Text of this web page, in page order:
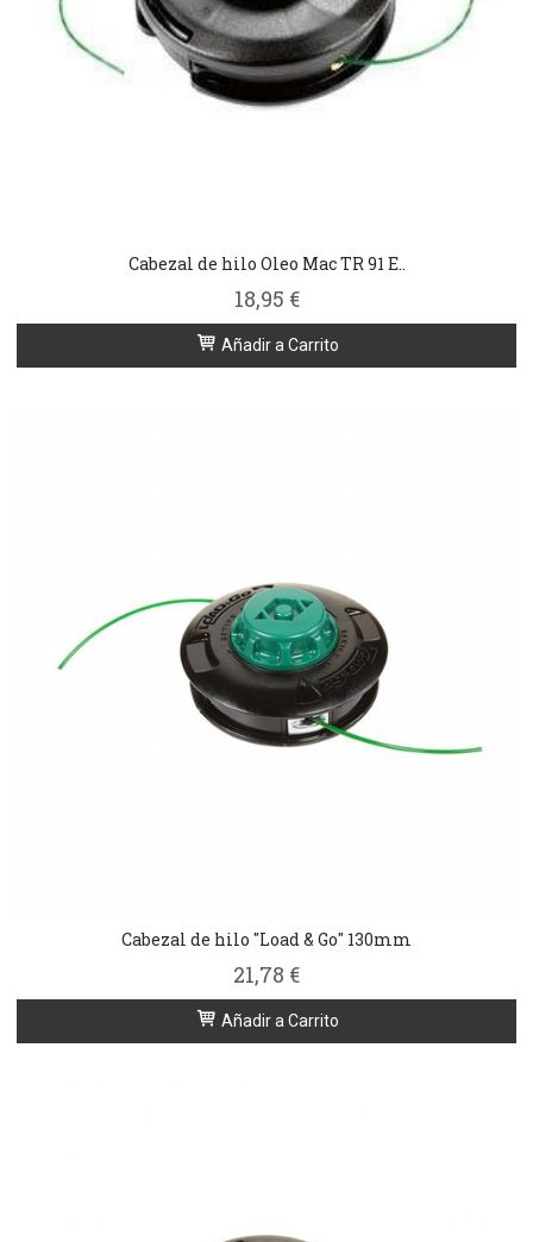
Cabezal de hilo Oleo Mac TR 91 E..
18,95 €
Añadir a Carrito
Cabezal de hilo "Load & Go" 130mm
21,78 €
Añadir a Carrito